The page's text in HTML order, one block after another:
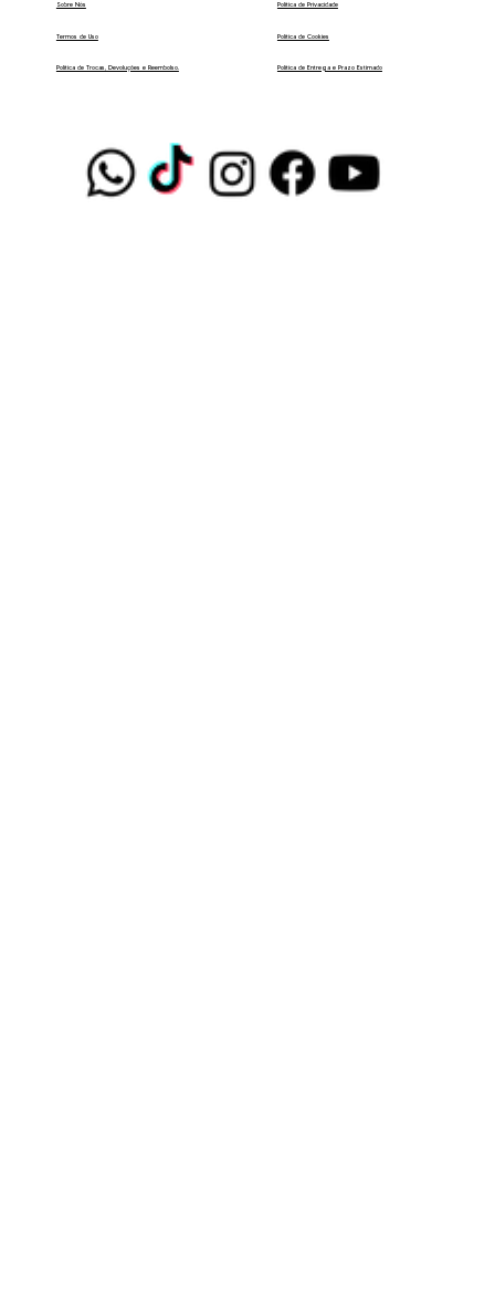
Sobre Nós
Termos de Uso
Política de Trocas, Devoluções e Reembolso. Política de Entrega e Prazo Estimado
Política de Cookies
Política de Privacidade